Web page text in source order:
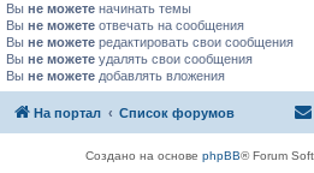
Вы не можете начинать темы
Вы не можете отвечать на сообщения
Вы не можете редактировать свои сообщения
Вы не можете удалять свои сообщения
Вы не можете добавлять вложения
На портал Список форумов
Создано на основеphpBB® Forum